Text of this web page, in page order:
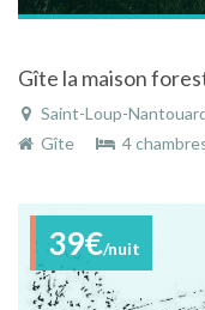
Gîte la maison
Saint-Loup-Nantouard (21 km),
Gîte
4
39€/nuit